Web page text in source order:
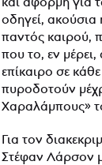
οδηγεί, ακούσια
παντός καιρού,
που το, εν
επίκαιρο σε
πυροδοτούν
Χαραλάμπους»
Για τον
Στέφαν Λάρσον